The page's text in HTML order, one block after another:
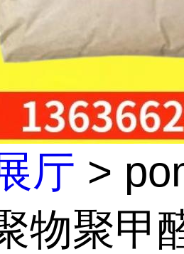
厅 >
物聚甲